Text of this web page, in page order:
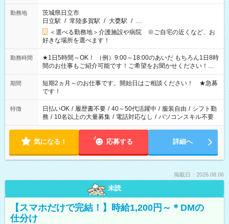
勤務地
茨城県日立市
日立駅 / 常陸多賀駅 / 大甕駅 / …
＜選べる勤務地＞介護施設や病院 ※ご自宅の近くなど、お
好きな場所を選べます！
勤務時間
★1日5時間～OK！ （例）9:00～18:00のあいだ もちろん1日8時
間のお仕事もご紹介可能です！ご希望をお聞かせください！★
家庭の都合でお休みが必要な場合も遠慮なくご相談ください。
※週最低15時間以上の勤務が必要です
期間
短期2ヵ月～のお仕事です。開始日はご相談ください！ ★急募
です！
特徴 日払いOK / 履歴書不要 / 40～50代活躍中 / 服装自由 / シフト勤
務 / 10名以上の大量募集 / 電話対応なし / パソコンスキル不要
気になる！ 応募する 詳細へ
掲載日：2026.08.06
未読
【スマホだけで完結！】時給1,200円～＊DMの
仕分け